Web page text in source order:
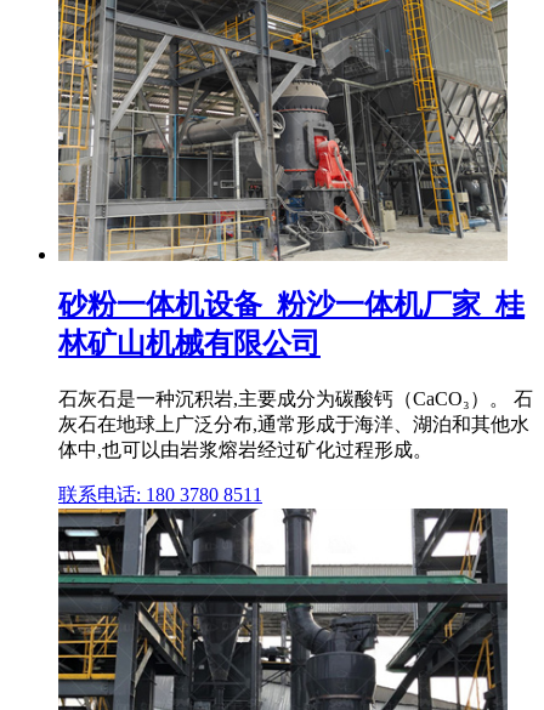
砂粉一体机设备_粉沙一体机厂家_桂
林矿山机械有限公司
石灰石是一种沉积岩,主要成分为碳酸钙（CaCO₃）。 石
灰石在地球上广泛分布,通常形成于海洋、湖泊和其他水
体中,也可以由岩浆熔岩经过矿化过程形成。
联系电话: 180 3780 8511